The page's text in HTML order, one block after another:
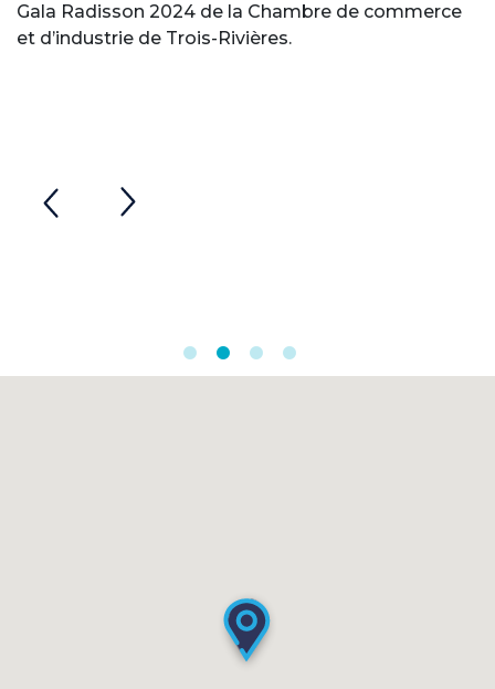
Gala Radisson 2024 de la Chambre de commerce
et d’industrie de Trois-Rivières.